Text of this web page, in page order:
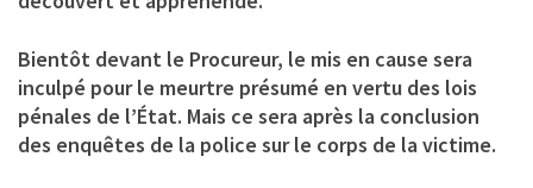
Bientôt devant le Procureur, le mis en cause sera
inculpé pour le meurtre présumé en vertu des lois
pénales de l’État. Mais ce sera après la conclusion
des enquêtes de la police sur le corps de la victime.